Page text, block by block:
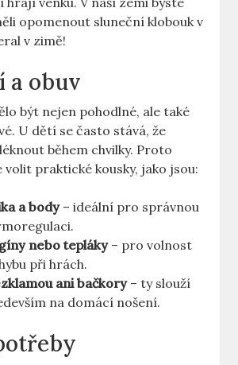
opomenout sluneční klobouk v
v zimě!
a obuv
být nejen pohodlné, ale také
U dětí se často stává, že
během chvilky. Proto
praktické kousky, jako jsou:
a body– ideální pro správnou
nebo tepláky– pro volnost
při hrách.
ani bačkory– ty slouží
na domácí nošení.